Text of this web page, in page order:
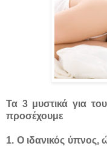
Τα 3 μυστικά για
προσέχουμε
1. Ο ιδανικός ύπνος,